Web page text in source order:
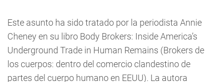
Este asunto ha sido tratado por la periodista Annie
Cheney en su libro Body Brokers: Inside America’s
Underground Trade in Human Remains (Brokers de
los cuerpos: dentro del comercio clandestino de
partes del cuerpo humano en EEUU). La autora